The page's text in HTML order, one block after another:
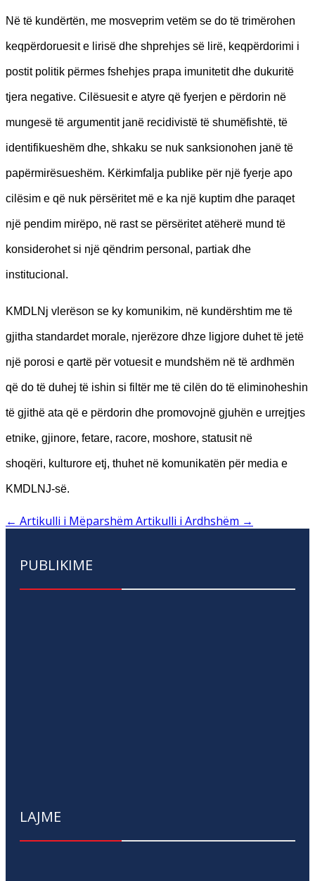
Në të kundërtën, me mosveprim vetëm se do të trimërohen
keqpërdoruesit e lirisë dhe shprehjes së lirë, keqpërdorimi i
postit politik përmes fshehjes prapa imunitetit dhe dukuritë
tjera negative. Cilësuesit e atyre që fyerjen e përdorin në
mungesë të argumentit janë recidivistë të shumëfishtë, të
identifikueshëm dhe, shkaku se nuk sanksionohen janë të
papërmirësueshëm. Kërkimfalja publike për një fyerje apo
cilësim e që nuk përsëritet më e ka një kuptim dhe paraqet
një pendim mirëpo, në rast se përsëritet atëherë mund të
konsiderohet si një qëndrim personal, partiak dhe
institucional.
KMDLNj vlerëson se ky komunikim, në kundërshtim me të
gjitha standardet morale, njerëzore dhze ligjore duhet të jetë
një porosi e qartë për votuesit e mundshëm në të ardhmën
që do të duhej të ishin si filtër me të cilën do të eliminoheshin
të gjithë ata që e përdorin dhe promovojnë gjuhën e urrejtjes
etnike, gjinore, fetare, racore, moshore, statusit në
shoqëri, kulturore etj, thuhet në komunikatën për media e
KMDLNJ-së.
← Artikulli i Mëparshëm Artikulli i Ardhshëm →
PUBLIKIME
LAJME